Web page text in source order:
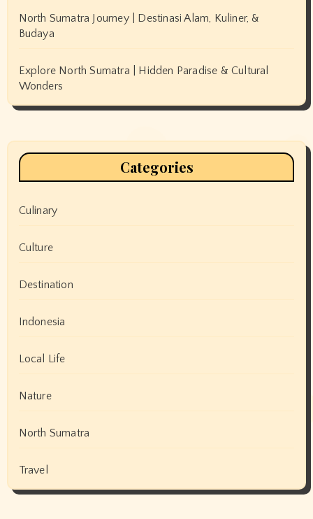
North Sumatra Journey | Destinasi Alam, Kuliner, &
Budaya
Explore North Sumatra | Hidden Paradise & Cultural
Wonders
Categories
Culinary
Culture
Destination
Indonesia
Local Life
Nature
North Sumatra
Travel